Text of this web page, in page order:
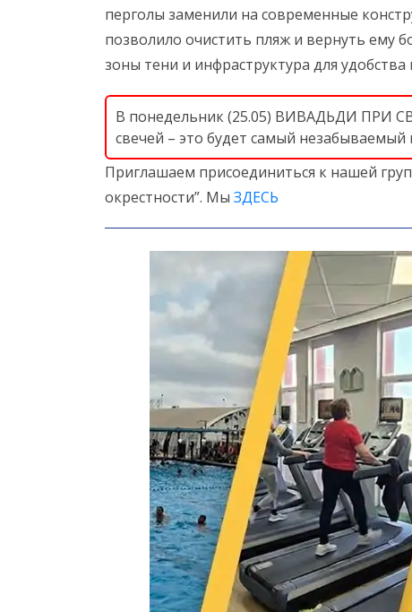
перголы заменили на современные
позволило очистить пляж и вернуть ему
зоны тени и инфраструктура для удобства
В понедельник (25.05) ВИВАДЬДИ ПРИ
свечей – это будет самый незабываемый
Приглашаем присоединиться к нашей
окрестности”. Мы ЗДЕСЬ